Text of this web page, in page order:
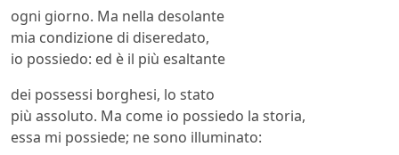
ogni giorno. Ma nella desolante
mia condizione di diseredato,
io possiedo: ed è il più esaltante
dei possessi borghesi, lo stato
più assoluto. Ma come io possiedo la storia,
essa mi possiede; ne sono illuminato: